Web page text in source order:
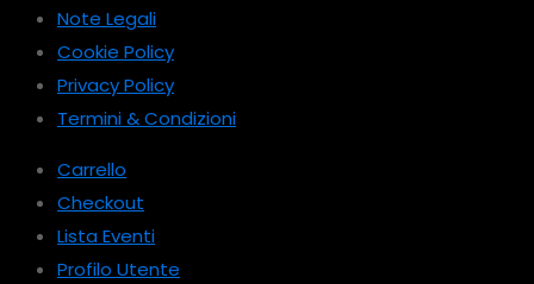
Note Legali
Cookie Policy
Privacy Policy
Termini & Condizioni
Carrello
Checkout
Lista Eventi
Profilo Utente